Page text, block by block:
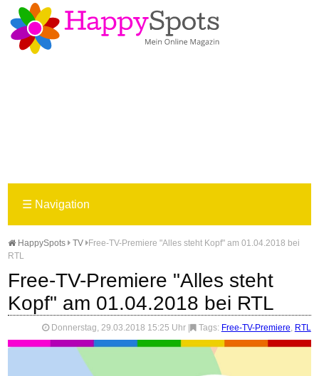
☰ Navigation
HappySpots TV
Free-TV-Premiere "Alles steht Kopf" am 01.04.2018 bei
RTL
Free-TV-Premiere "Alles steht
Kopf" am 01.04.2018 bei RTL
Donnerstag, 29.03.2018 15:25 Uhr Tags: Free-TV-Premiere, RTL